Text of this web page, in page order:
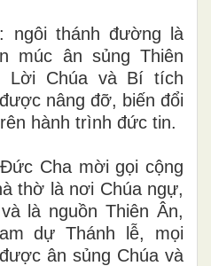
: ngôi thánh đường là
múc ân sủng Thiên
Lời Chúa và Bí tích
nâng đỡ, biến đổi
hành trình đức tin.
Cha mời gọi cộng
thờ là nơi Chúa ngự,
là nguồn Thiên Ân,
dự Thánh lễ, mọi
ân sủng Chúa và